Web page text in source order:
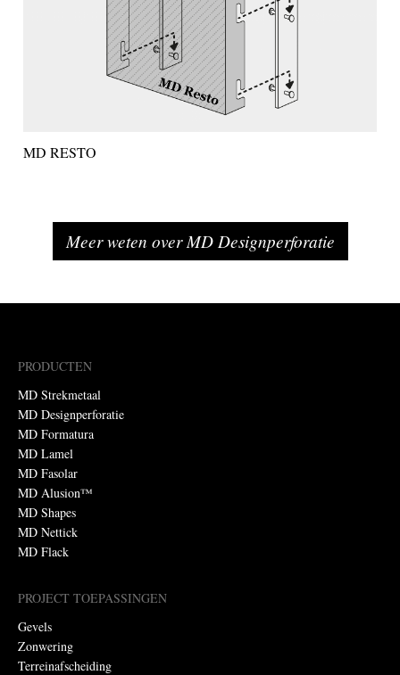
MD RESTO
Meer weten over MD Designperforatie
PRODUCTEN
MD Strekmetaal
MD Designperforatie
MD Formatura
MD Lamel
MD Fasolar
MD Alusion™
MD Shapes
MD Nettick
MD Flack
PROJECT TOEPASSINGEN
Gevels
Zonwering
Terreinafscheiding